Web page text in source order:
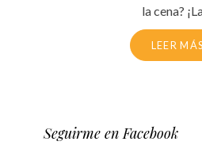
la cena?
LEER MÁS
Seguirme en Facebook